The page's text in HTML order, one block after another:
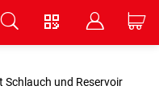
V B C